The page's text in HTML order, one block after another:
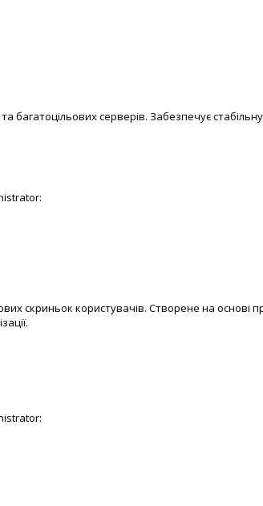
багатоцільових серверів. Забезпечує
скриньок користувачів. Створене на основі